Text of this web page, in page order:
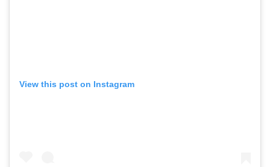
View this post on Instagram